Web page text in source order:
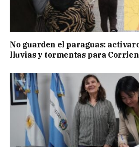
No guarden el paraguas:
lluvias y tormentas para